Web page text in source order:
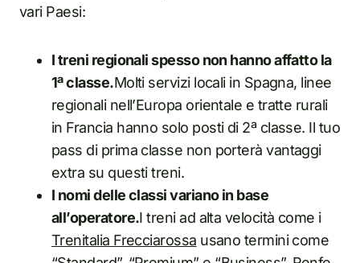
vari Paesi:
I treni regionali spesso non hanno affatto la
1ª classe.Molti servizi locali in Spagna, linee
regionali nell’Europa orientale e tratte rurali
in Francia hanno solo posti di 2ª classe. Il tuo
pass di prima classe non porterà vantaggi
extra su questi treni.
I nomi delle classi variano in base
all’operatore.I treni ad alta velocità come i
Trenitalia Frecciarossa usano termini come